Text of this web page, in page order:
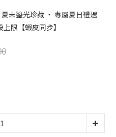
末鎏光珍藏 ‧ 專屬夏日禮遇
限【蝦皮同步】